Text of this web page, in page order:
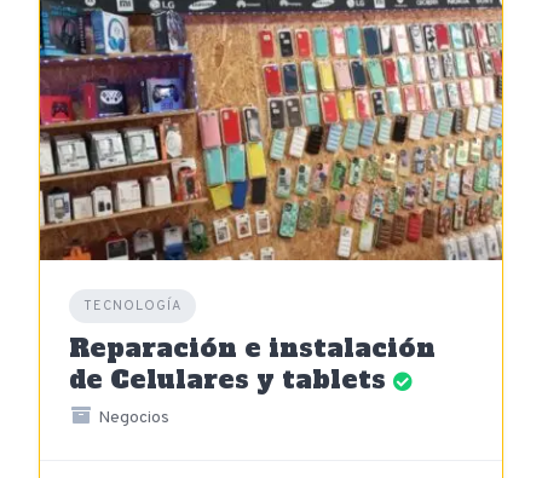
TECNOLOGÍA
Reparación e instalación
de Celulares y tablets
Negocios